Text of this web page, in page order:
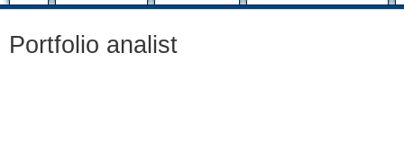
Portfolio analist